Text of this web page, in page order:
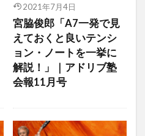
2021年7月4日
宮脇俊郎「A7一発で見
えておくと良いテンシ
ョン・ノートを一挙に
解説！」｜アドリブ塾
会報11月号